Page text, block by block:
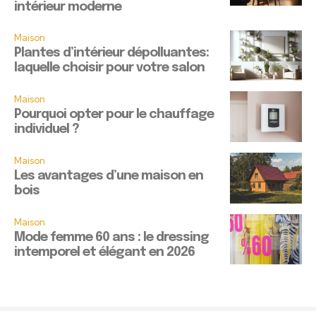
intérieur moderne
Maison
Plantes d’intérieur dépolluantes:
laquelle choisir pour votre salon
Maison
Pourquoi opter pour le chauffage
individuel ?
Maison
Les avantages d’une maison en
bois
Maison
Mode femme 60 ans : le dressing
intemporel et élégant en 2026